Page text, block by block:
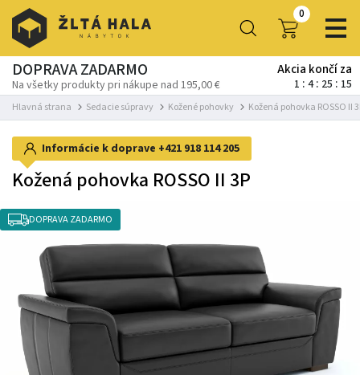
0
DOPRAVA ZADARMO
Na všetky produkty pri nákupe nad 195,00 €
Akcia končí za
1 4 25 15
Hlavná strana Sedacie súpravy Kožené pohovky Kožená pohovka ROSSO II
Informácie k doprave +421 918 114 205
Kožená pohovka ROSSO II 3P
DOPRAVA ZADARMO